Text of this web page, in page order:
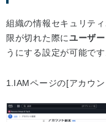
組織の情報セキュリテ
限が切れた際にユーザ
うにする設定が可能です
IAMページの[アカウ